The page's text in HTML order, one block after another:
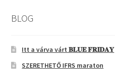
BLOG
Itt a várva várt 𝐁𝐋𝐔𝐄 𝐅𝐑𝐈𝐃𝐀𝐘
SZERETHETŐ IFRS maraton